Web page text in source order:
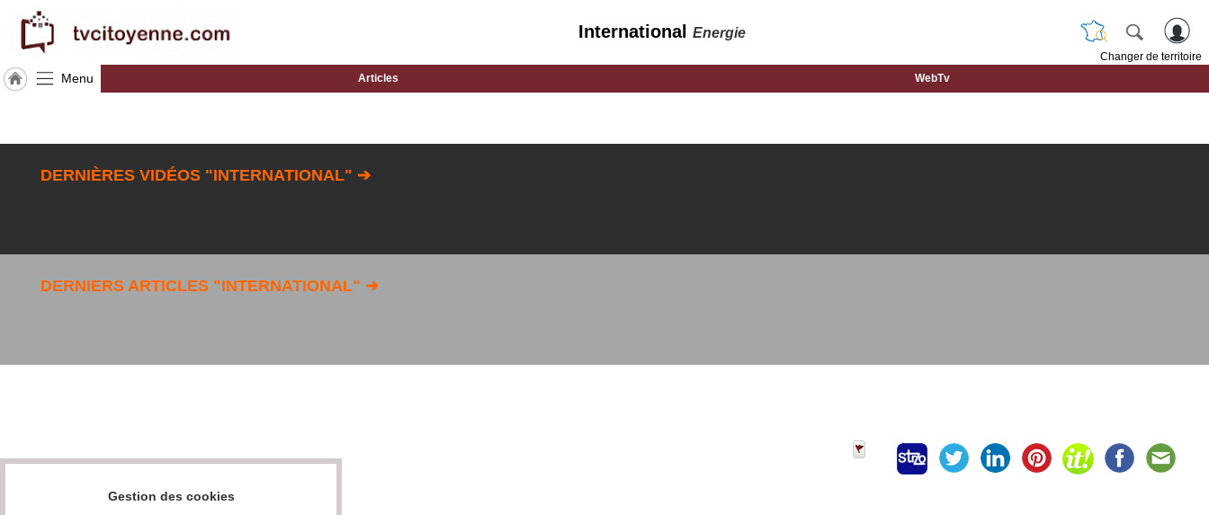
International Energie
Changer de territoire
Menu Articles WebTv
ACCUEIL
DERNIÈRES VIDÉOS "INTERNATIONAL" ➔
DERNIERS ARTICLES "INTERNATIONAL" ➔
Gestion des cookies